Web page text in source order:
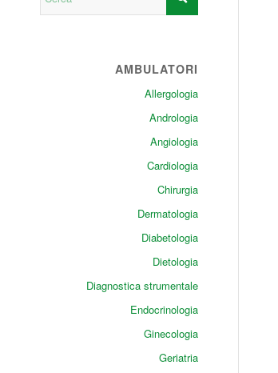
AMBULATORI
Allergologia
Andrologia
Angiologia
Cardiologia
Chirurgia
Dermatologia
Diabetologia
Dietologia
Diagnostica strumentale
Endocrinologia
Ginecologia
Geriatria